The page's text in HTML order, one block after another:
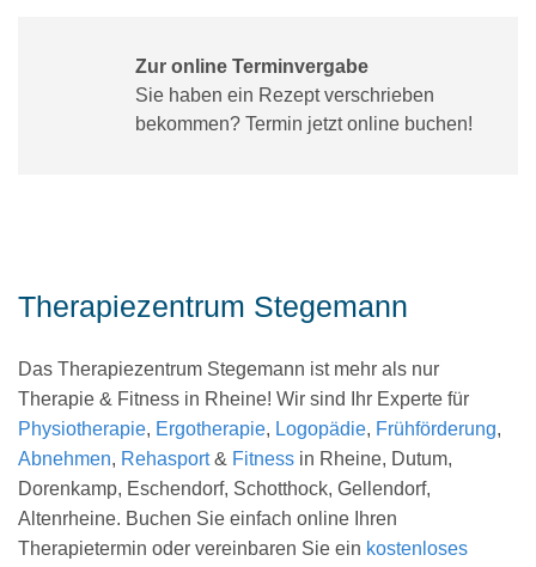
Zur online Terminvergabe
Sie haben ein Rezept verschrieben
bekommen? Termin jetzt online buchen!
Therapiezentrum Stegemann
Das Therapiezentrum Stegemann ist mehr als nur
Therapie & Fitness in Rheine! Wir sind Ihr Experte für
Physiotherapie, Ergotherapie, Logopädie, Frühförderung,
Abnehmen, Rehasport& Fitness in Rheine, Dutum,
Dorenkamp, Eschendorf, Schotthock, Gellendorf,
Altenrheine. Buchen Sie einfach online Ihren
Therapietermin oder vereinbaren Sie ein kostenloses